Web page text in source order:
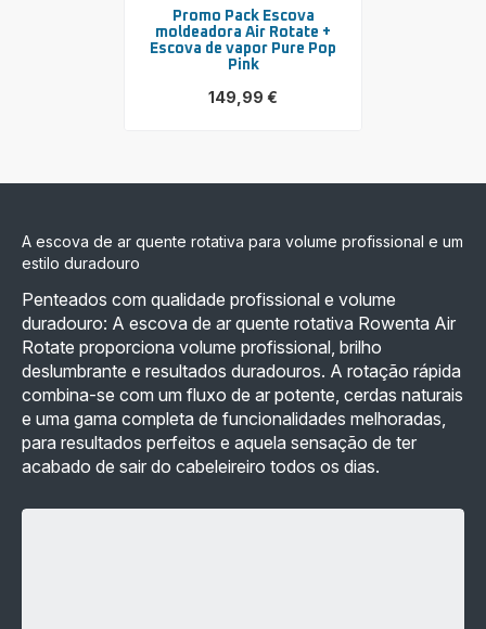
Promo Pack Escova
moldeadora Air Rotate +
Escova de vapor Pure Pop
Pink
149,99 €
Promo
Air
Rotate
Escova
de
vapor
Pure
Pop
Pink
-
A escova de ar quente rotativa para volume profissional e um
estilo duradouro
Penteados com qualidade profissional e volume
duradouro: A escova de ar quente rotativa Rowenta Air
Rotate proporciona volume profissional, brilho
deslumbrante e resultados duradouros. A rotação rápida
combina-se com um fluxo de ar potente, cerdas naturais
e uma gama completa de funcionalidades melhoradas,
para resultados perfeitos e aquela sensação de ter
acabado de sair do cabeleireiro todos os dias.